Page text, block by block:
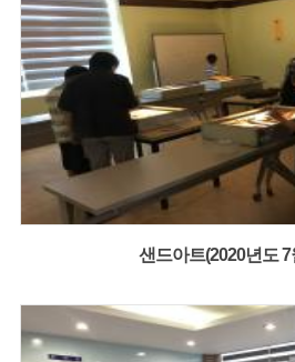
샌드아트(2020년도 7